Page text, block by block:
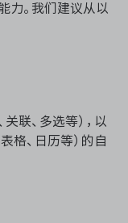
力。我们建议从以
联、多选等），以
格、日历等）的自